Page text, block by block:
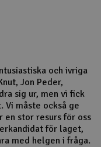
och ivriga
Jon Peder,
sig ur, men vi fick
Vi måste också ge
en stor resurs för oss
för laget,
med helgen i fråga.